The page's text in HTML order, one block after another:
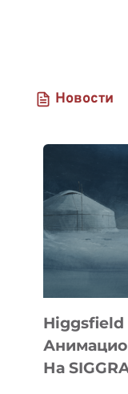
Новости
Higgsfield
На